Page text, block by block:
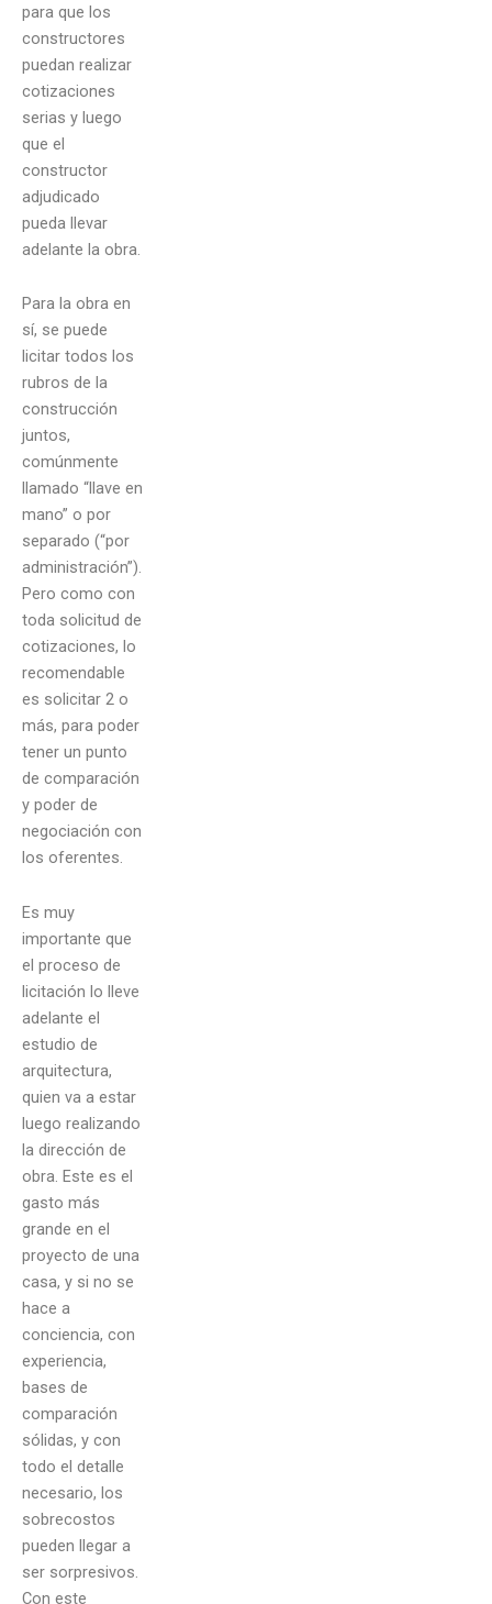
para que los
constructores
puedan realizar
cotizaciones
serias y luego
que el
constructor
adjudicado
pueda llevar
adelante la obra.
Para la obra en
sí, se puede
licitar todos los
rubros de la
construcción
juntos,
comúnmente
llamado “llave en
mano” o por
separado (“por
administración”).
Pero como con
toda solicitud de
cotizaciones, lo
recomendable
es solicitar 2 o
más, para poder
tener un punto
de comparación
y poder de
negociación con
los oferentes.
Es muy
importante que
el proceso de
licitación lo lleve
adelante el
estudio de
arquitectura,
quien va a estar
luego realizando
la dirección de
obra. Este es el
gasto más
grande en el
proyecto de una
casa, y si no se
hace a
conciencia, con
experiencia,
bases de
comparación
sólidas, y con
todo el detalle
necesario, los
sobrecostos
pueden llegar a
ser sorpresivos.
Con este